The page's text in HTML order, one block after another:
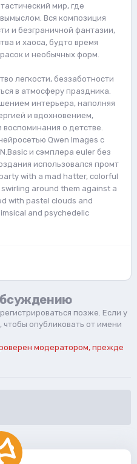
мир, где
Вся композиция
и безграничной фантазии,
и хаоса, будто время
и необычных форм.
легкости, беззаботности
в атмосферу праздника.
интерьера, наполняя
и вдохновением,
о детстве.
Qwen Images с
и сэмплера euler без
использовался промт
with a mad hatter, colorful
around them against a
with pastel clouds and
and psychedelic
позже. Если у
, чтобы опубликовать от имени
модератором, прежде